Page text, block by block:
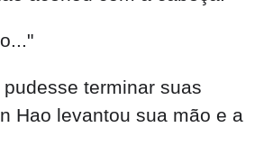
terminar suas
Hao levantou sua mão e a